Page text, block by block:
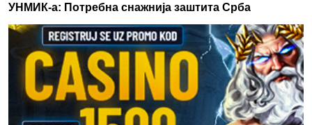
УНМИК-а: Потребна снажнија заштита Срба